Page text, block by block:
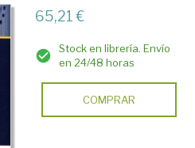
65,21 €
Stock en librería. Envío
en 24/48 horas
COMPRAR